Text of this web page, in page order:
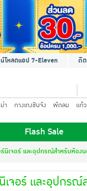
โหลดแอป 7-Eleven ติ
า กางเกงชินจัง พัดลม แก้ว
Flash Sale
นิเจอร์ และอุปกรณ์สำหรับห้อง
เจอร์ และอุปกรณ์